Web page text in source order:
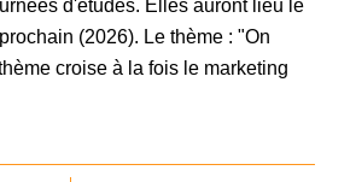
d'études. Elles auront lieu le
(2026). Le thème : "On
croise à la fois le marketing